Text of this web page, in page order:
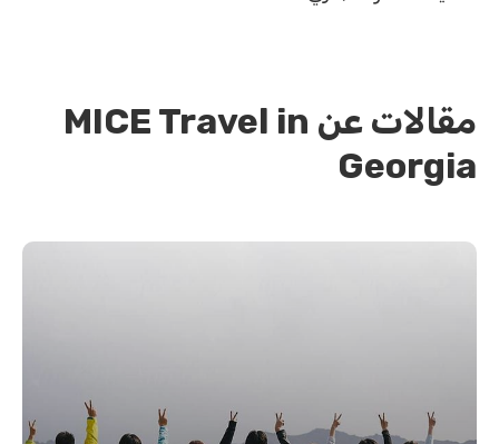
مقالات عن MICE Travel in
Georgia